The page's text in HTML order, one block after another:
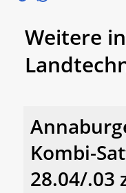
Weitere
Kombi-
28.04/.03